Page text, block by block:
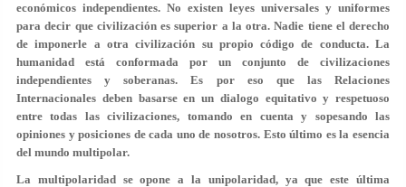
económicos independientes. No existen leyes universales y uniformes
para decir que civilización es superior a la otra. Nadie tiene el derecho
de imponerle a otra civilización su propio código de conducta. La
humanidad está conformada por un conjunto de civilizaciones
independientes y soberanas. Es por eso que las Relaciones
Internacionales deben basarse en un dialogo equitativo y respetuoso
entre todas las civilizaciones, tomando en cuenta y sopesando las
opiniones y posiciones de cada uno de nosotros. Esto último es la esencia
del mundo multipolar.
La multipolaridad se opone a la unipolaridad, ya que este última